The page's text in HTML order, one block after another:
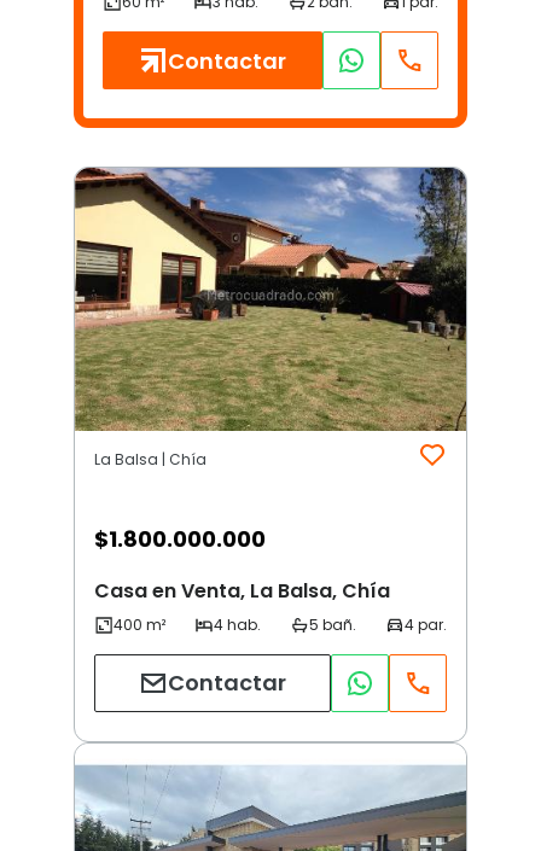
Contactar
La Balsa | Chía
$1.800.000.000
Casa en Venta, La Balsa, Chía
Contactar